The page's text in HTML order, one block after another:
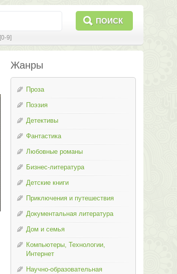
ПОИСК
[0-9]
Жанры
Проза
Поэзия
Детективы
Фантастика
Любовные романы
Бизнес-литература
Детские книги
Приключения и путешествия
Документальная литература
Дом и семья
Компьютеры, Технологии,
Интернет
Научно-образовательная